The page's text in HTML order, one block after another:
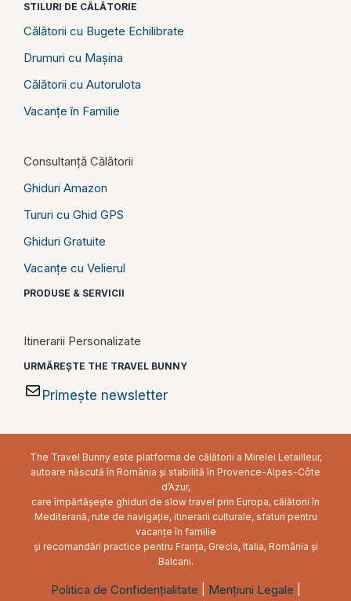
STILURI DE CĂLĂTORIE
Călătorii cu Bugete Echilibrate
Drumuri cu Mașina
Călătorii cu Autorulota
Vacanțe în Familie
Consultanță Călătorii
Ghiduri Amazon
Tururi cu Ghid GPS
Ghiduri Gratuite
Vacanțe cu Velierul
PRODUSE & SERVICII
Itinerarii Personalizate
URMĂREȘTE THE TRAVEL BUNNY
Primește newsletter
The Travel Bunny este platforma de călătorii a Mirelei Letailleur,
autoare născută în România și stabilită în Provence-Alpes-Côte
d’Azur,
care împărtășește ghiduri de slow travel prin Europa, călătorii în
Mediterană, rute de navigație, itinerarii culturale, sfaturi pentru
vacanțe în familie
și recomandări practice pentru Franța, Grecia, Italia, România și
Balcani.
Politica de Confidențialitate Mențiuni Legale